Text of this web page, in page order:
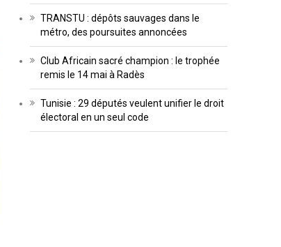
TRANSTU : dépôts sauvages dans le
métro, des poursuites annoncées
Club Africain sacré champion : le trophée
remis le 14 mai à Radès
Tunisie : 29 députés veulent unifier le droit
électoral en un seul code